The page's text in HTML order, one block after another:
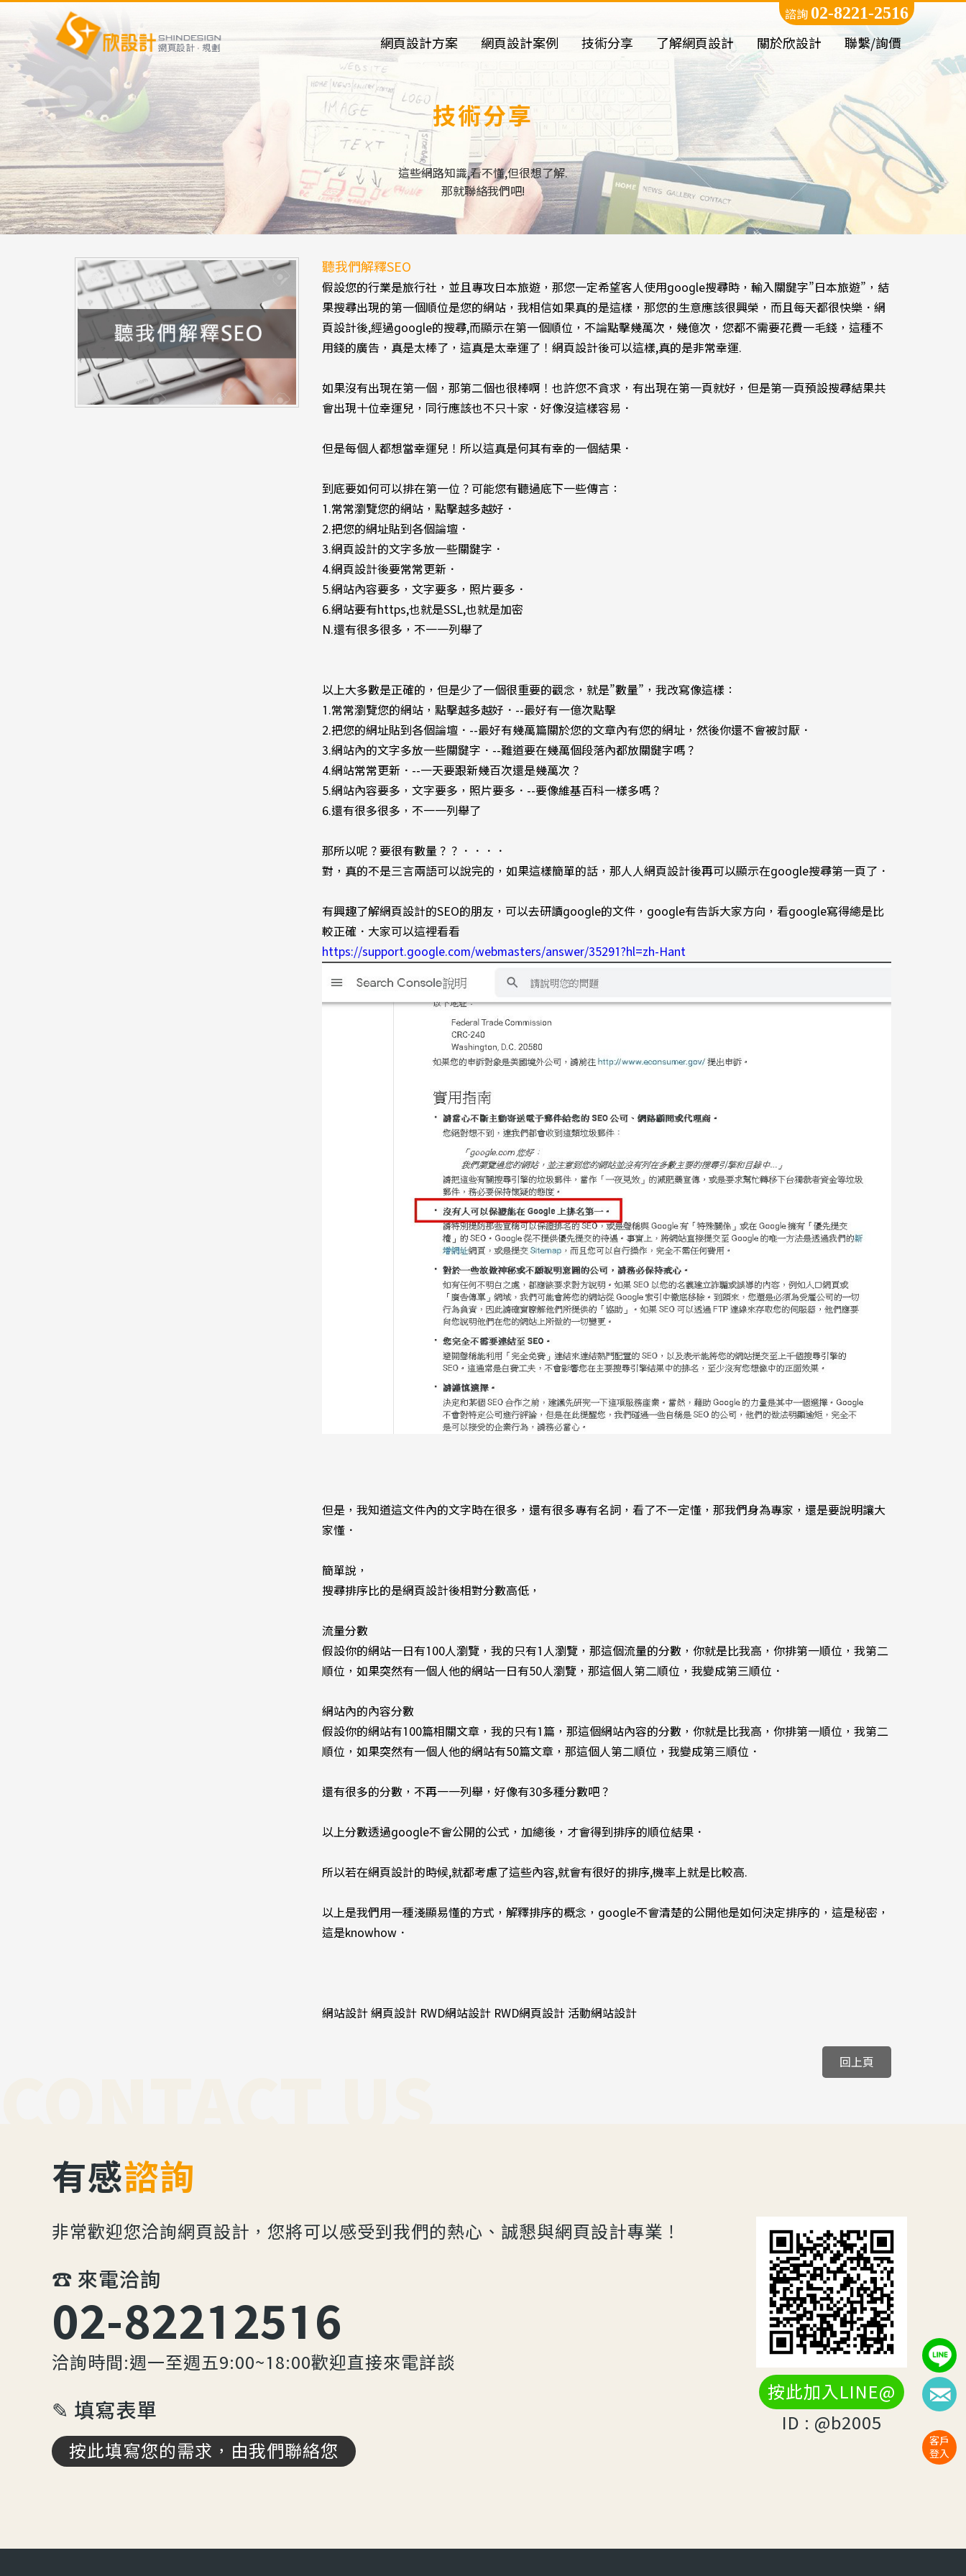
網頁設計方案 網頁設計案例 技術分享 了解網頁設計 關於欣設計 聯繫/詢價
諮詢 02-8221-2516
客戶
登入
技術分享
這些網路知識,看不懂,但很想了解.
那就聯絡我們吧!
聽我們解釋SEO
假設您的行業是旅行社，並且專攻日本旅遊，那您一定希望客人使用google搜尋時，輸入關鍵字”日本旅遊”，結
果搜尋出現的第一個順位是您的網站，我相信如果真的是這樣，那您的生意應該很興榮，而且每天都很快樂．網
頁設計後,經過google的搜尋,而顯示在第一個順位，不論點擊幾萬次，幾億次，您都不需要花費一毛錢，這種不
用錢的廣告，真是太棒了，這真是太幸運了！網頁設計後可以這樣,真的是非常幸運.
如果沒有出現在第一個，那第二個也很棒啊！也許您不貪求，有出現在第一頁就好，但是第一頁預設搜尋結果共
會出現十位幸運兒，同行應該也不只十家．好像沒這樣容易．
但是每個人都想當幸運兒！所以這真是何其有幸的一個結果．
到底要如何可以排在第一位？可能您有聽過底下一些傳言：
1.常常瀏覽您的網站，點擊越多越好．
2.把您的網址貼到各個論壇．
3.網頁設計的文字多放一些關鍵字．
4.網頁設計後要常常更新．
5.網站內容要多，文字要多，照片要多．
6.網站要有https,也就是SSL,也就是加密
N.還有很多很多，不一一列舉了
以上大多數是正確的，但是少了一個很重要的觀念，就是”數量”，我改寫像這樣：
1.常常瀏覽您的網站，點擊越多越好．--最好有一億次點擊
2.把您的網址貼到各個論壇．--最好有幾萬篇關於您的文章內有您的網址，然後你還不會被討厭．
3.網站內的文字多放一些關鍵字．--難道要在幾萬個段落內都放關鍵字嗎？
4.網站常常更新．--一天要跟新幾百次還是幾萬次？
5.網站內容要多，文字要多，照片要多．--要像維基百科一樣多嗎？
6.還有很多很多，不一一列舉了
那所以呢？要很有數量？？．．．．
對，真的不是三言兩語可以說完的，如果這樣簡單的話，那人人網頁設計後再可以顯示在google搜尋第一頁了．
有興趣了解網頁設計的SEO的朋友，可以去研讀google的文件，google有告訴大家方向，看google寫得總是比
較正確．大家可以這裡看看
https://support.google.com/webmasters/answer/35291?hl=zh-Hant
但是，我知道這文件內的文字時在很多，還有很多專有名詞，看了不一定懂，那我們身為專家，還是要說明讓大
家懂．
簡單說，
搜尋排序比的是網頁設計後相對分數高低，
流量分數
假設你的網站一日有100人瀏覽，我的只有1人瀏覽，那這個流量的分數，你就是比我高，你排第一順位，我第二
順位，如果突然有一個人他的網站一日有50人瀏覽，那這個人第二順位，我變成第三順位．
網站內的內容分數
假設你的網站有100篇相關文章，我的只有1篇，那這個網站內容的分數，你就是比我高，你排第一順位，我第二
順位，如果突然有一個人他的網站有50篇文章，那這個人第二順位，我變成第三順位．
還有很多的分數，不再一一列舉，好像有30多種分數吧？
以上分數透過google不會公開的公式，加總後，才會得到排序的順位結果．
所以若在網頁設計的時候,就都考慮了這些內容,就會有很好的排序,機率上就是比較高.
以上是我們用一種淺顯易懂的方式，解釋排序的概念，google不會清楚的公開他是如何決定排序的，這是秘密，
這是knowhow．
網站設計 網頁設計 RWD網站設計 RWD網頁設計 活動網站設計
回上頁
有感諮詢
非常歡迎您洽詢網頁設計，您將可以感受到我們的熱心、誠懇與網頁設計專業！
☎︎ 來電洽詢
02-82212516
洽詢時間:週一至週五9:00~18:00歡迎直接來電詳談
✎ 填寫表單
按此填寫您的需求，由我們聯絡您
按此加入LINE@
ID : @b2005